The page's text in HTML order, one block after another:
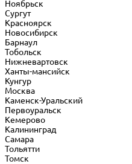
Ноябрьск
Сургут
Красноярск
Новосибирск
Барнаул
Тобольск
Нижневартовск
Ханты-мансийск
Кунгур
Москва
Каменск-Уральский
Первоуральск
Кемерово
Калининград
Самара
Тольятти
Томск